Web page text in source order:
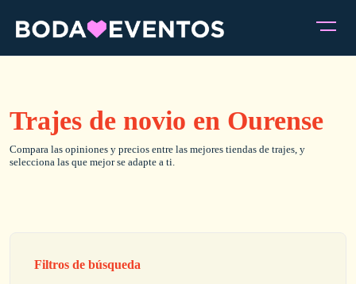
Trajes de novio en Ourense
Compara las opiniones y precios entre las mejores tiendas de trajes, y
selecciona las que mejor se adapte a ti.
Filtros de búsqueda